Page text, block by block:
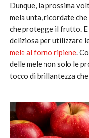
Dunque, la prossima
mela unta, ricordate
che protegge il frutto. E
deliziosa per utilizzare
mele al forno ripiene.
delle mele non solo le
tocco di brillantezza